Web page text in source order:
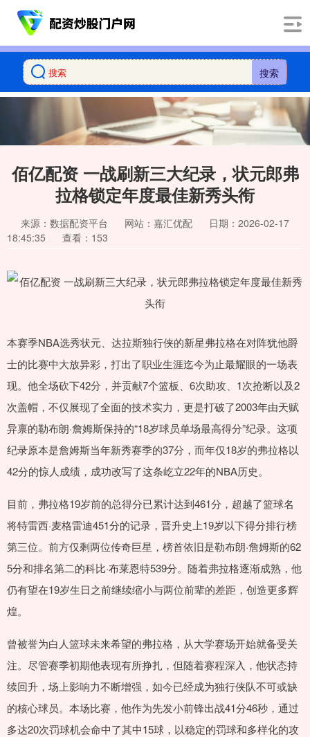
搜索
佰亿配资 一战刷新三大纪录，状元郎弗
拉格锁定年度最佳新秀头衔
来源：数据配资平台 网站：嘉汇优配
日期：2026-02-17
18:45:35
查看：153
本赛季NBA选秀状元、达拉斯独行侠的新星弗拉格在对阵犹他爵
士的比赛中大放异彩，打出了职业生涯迄今为止最耀眼的一场表
现。他全场砍下42分，并贡献7个篮板、6次助攻、1次抢断以及2
次盖帽，不仅展现了全面的技术实力，更是打破了2003年由天赋
异禀的勒布朗·詹姆斯保持的“18岁球员单场最高得分”纪录。这项
纪录原本是詹姆斯当年新秀赛季的37分，而年仅18岁的弗拉格以
42分的惊人成绩，成功改写了这条屹立22年的NBA历史。
目前，弗拉格19岁前的总得分已累计达到461分，超越了篮球名
将特雷西·麦格雷迪451分的记录，晋升史上19岁以下得分排行榜
第三位。前方仅剩两位传奇巨星，榜首依旧是勒布朗·詹姆斯的62
5分和排名第二的科比·布莱恩特539分。随着弗拉格逐渐成熟，他
仍有望在19岁生日之前继续缩小与两位前辈的差距，创造更多辉
煌。
曾被誉为白人篮球未来希望的弗拉格，从大学赛场开始就备受关
注。尽管赛季初期他表现有所挣扎，但随着赛程深入，他状态持
续回升，场上影响力不断增强，如今已经成为独行侠队不可或缺
的核心球员。本场比赛，他作为先发小前锋出战41分46秒，通过
多达20次罚球机会命中了其中15球，以稳定的罚球和多样化的攻